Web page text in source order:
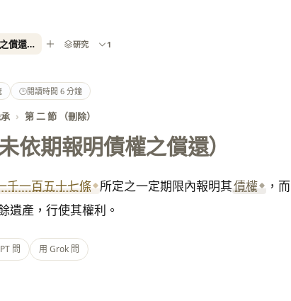
🕑閱讀時間 6 分鐘
› 第 二 節 （刪除）
依期報明債權之償還）
千一百五十七條 所定之一定期限內報明其債權
，而
遺產，行使其權利。
問
用 Grok 問
民法第 1162 條（未依期報明債權之償還）- 2026 最新全國法規資料庫 研究 1